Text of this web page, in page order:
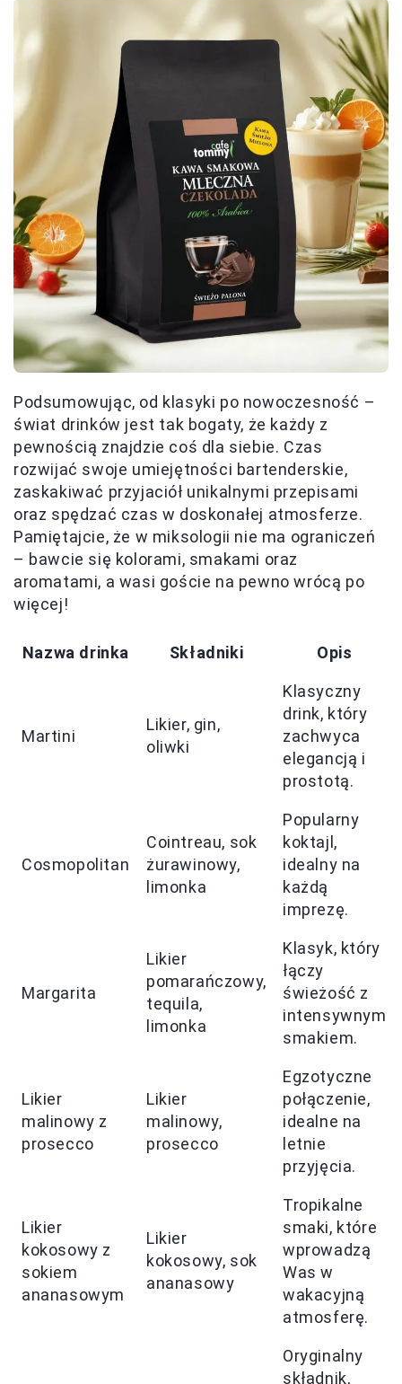
Podsumowując, od klasyki po nowoczesność –
świat drinków jest tak bogaty, że każdy z
pewnością znajdzie coś dla siebie. Czas
rozwijać swoje umiejętności bartenderskie,
zaskakiwać przyjaciół unikalnymi przepisami
oraz spędzać czas w doskonałej atmosferze.
Pamiętajcie, że w miksologii nie ma ograniczeń
– bawcie się kolorami, smakami oraz
aromatami, a wasi goście na pewno wrócą po
więcej!
Nazwa drinka Składniki Opis
Martini
Likier, gin,
oliwki
Klasyczny
drink, który
zachwyca
elegancją i
prostotą.
Cosmopolitan
Cointreau, sok
żurawinowy,
limonka
Popularny
koktajl,
idealny na
każdą
imprezę.
Margarita
Likier
pomarańczowy,
tequila,
limonka
Klasyk, który
łączy
świeżość z
intensywnym
smakiem.
Likier
malinowy z
prosecco
Likier
malinowy,
prosecco
Egzotyczne
połączenie,
idealne na
letnie
przyjęcia.
Likier
kokosowy z
sokiem
ananasowym
Likier
kokosowy, sok
ananasowy
Tropikalne
smaki, które
wprowadzą
Was w
wakacyjną
atmosferę.
Oryginalny
składnik,